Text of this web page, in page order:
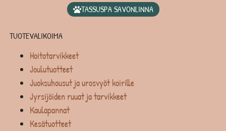
TASSUSPA SAVONLINNA
TUOTEVALIKOIMA
Hoitotarvikkeet
Joulutuotteet
Juoksuhousut ja urosvyöt koirille
Jyrsijöiden ruuat ja tarvikkeet
Kaulapannat
Kesätuotteet